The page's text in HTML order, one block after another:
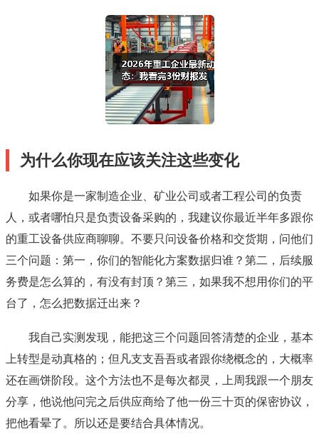
为什么你现在应该关注这些变化
如果你是一家制造企业、矿业公司或者工程公司的负责
人，或者哪怕只是负责设备采购的，我建议你最近半年多跟你
的重工设备供应商聊聊。不要只问设备价格和交货期，问他们
三个问题：第一，你们的智能化方案数据归谁？第二，后续服
务费是怎么算的，有没有封顶？第三，如果我不想用你们的平
台了，怎么把数据迁出来？
我自己实测发现，能把这三个问题回答清楚的企业，基本
上转型是动真格的；但凡支支吾吾或者跟你绕概念的，大概率
还在画饼阶段。这个方法也不是每次都灵，上周我跟一个朋友
分享，他说他问完之后供应商给了他一份三十页的保密协议，
把他看晕了。所以还是要结合具体情况。